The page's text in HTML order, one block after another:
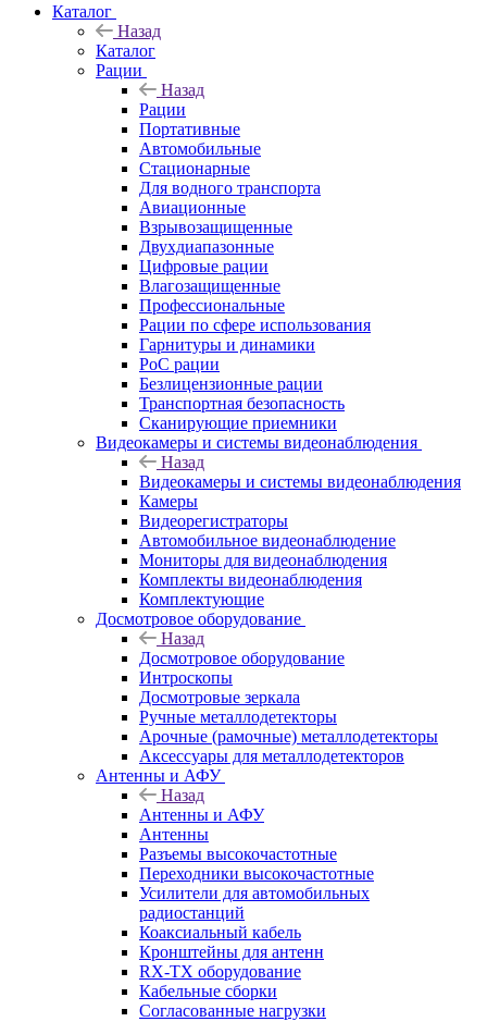
Каталог
Назад
Каталог
Рации
Назад
Рации
Портативные
Автомобильные
Стационарные
Для водного транспорта
Авиационные
Взрывозащищенные
Двухдиапазонные
Цифровые рации
Влагозащищенные
Профессиональные
Рации по сфере использования
Гарнитуры и динамики
PoC рации
Безлицензионные рации
Транспортная безопасность
Сканирующие приемники
Видеокамеры и системы видеонаблюдения
Назад
Видеокамеры и системы видеонаблюдения
Камеры
Видеорегистраторы
Автомобильное видеонаблюдение
Мониторы для видеонаблюдения
Комплекты видеонаблюдения
Комплектующие
Досмотровое оборудование
Назад
Досмотровое оборудование
Интроскопы
Досмотровые зеркала
Ручные металлодетекторы
Арочные (рамочные) металлодетекторы
Аксессуары для металлодетекторов
Антенны и АФУ
Назад
Антенны и АФУ
Антенны
Разъемы высокочастотные
Переходники высокочастотные
Усилители для автомобильных
радиостанций
Коаксиальный кабель
Кронштейны для антенн
RX-TX оборудование
Кабельные сборки
Согласованные нагрузки